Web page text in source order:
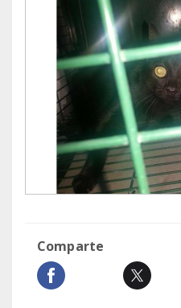
Comparte